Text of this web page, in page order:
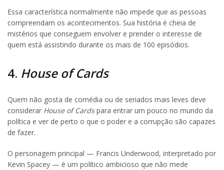
Essa característica normalmente não impede que as pessoas
compreendam os acontecimentos. Sua história é cheia de
mistérios que conseguem envolver e prender o interesse de
quem está assistindo durante os mais de 100 episódios.
4. House of Cards
Quem não gosta de comédia ou de seriados mais leves deve
considerar House of Cardspara entrar um pouco no mundo da
política e ver de perto o que o poder e a corrupção são capazes
de fazer.
O personagem principal — Francis Underwood, interpretado por
Kevin Spacey — é um político ambicioso que não mede